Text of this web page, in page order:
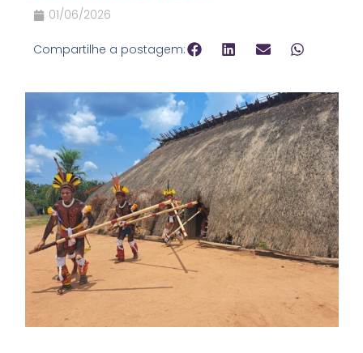
01/06/2026
Compartilhe a postagem: